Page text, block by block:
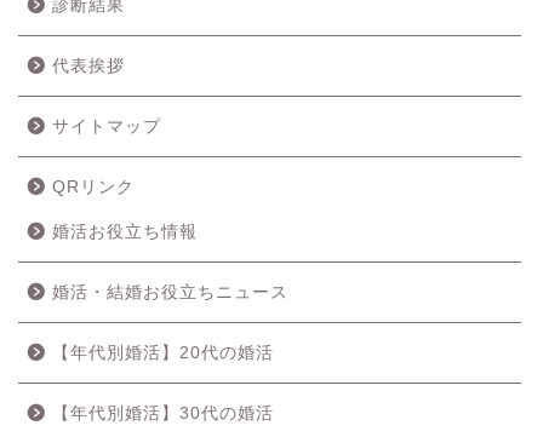
診断結果
代表挨拶
サイトマップ
QRリンク
婚活お役立ち情報
婚活・結婚お役立ちニュース
【年代別婚活】20代の婚活
【年代別婚活】30代の婚活